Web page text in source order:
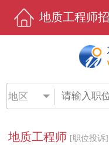
地区
地质工程师 [职位投诉]